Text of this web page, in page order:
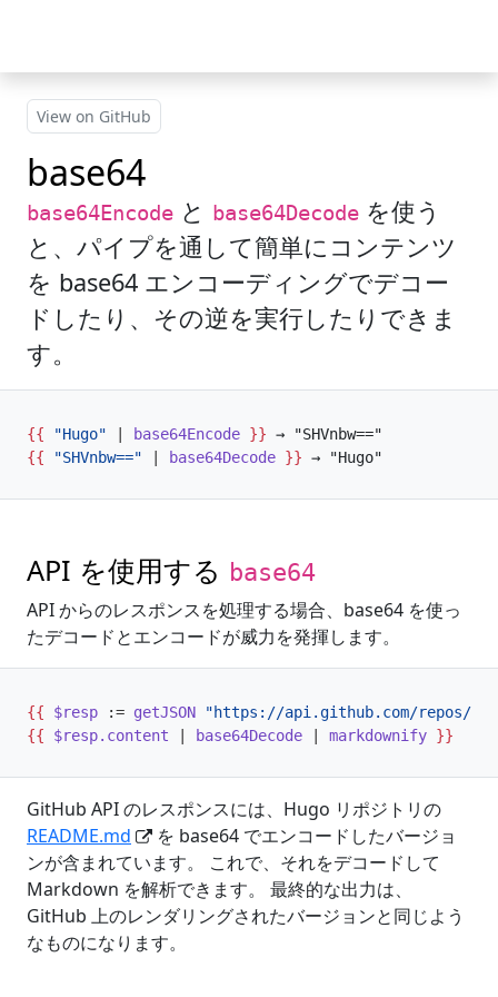
View on GitHub
base64
base64Encode と base64Decode を使う
と、パイプを通して簡単にコンテンツ
を base64 エンコーディングでデコー
ドしたり、その逆を実行したりできま
す。
{{ "Hugo" | base64Encode }}
{{
"SHVnbw==" | base64Decode }}
API を使用する base64
API からのレスポンスを処理する場合、base64 を使っ
たデコードとエンコードが威力を発揮します。
{{ $resp := getJSON
"https://api.github.com/repos/
{{
$resp.content | base64Decode | markdownify }}
GitHub API のレスポンスには、Hugo リポジトリの
README.md
を base64 でエンコードしたバージョ
ンが含まれています。 これで、それをデコードして
Markdown を解析できます。 最終的な出力は、
GitHub 上のレンダリングされたバージョンと同じよう
なものになります。